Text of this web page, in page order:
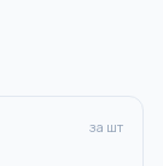
за шт